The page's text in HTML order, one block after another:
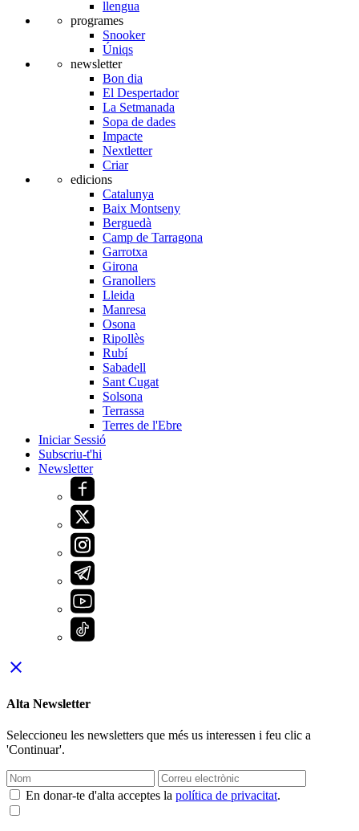
llengua
programes
Snooker
Úniqs
newsletter
Bon dia
El Despertador
La Setmanada
Sopa de dades
Impacte
Nextletter
Criar
edicions
Catalunya
Baix Montseny
Berguedà
Camp de Tarragona
Garrotxa
Girona
Granollers
Lleida
Manresa
Osona
Ripollès
Rubí
Sabadell
Sant Cugat
Solsona
Terrassa
Terres de l'Ebre
Iniciar Sessió
Subscriu-t'hi
Newsletter
close
Alta Newsletter
Seleccioneu les newsletters que més us interessen i feu clic a
'Continuar'.
En donar-te d'alta acceptes la política de privacitat.